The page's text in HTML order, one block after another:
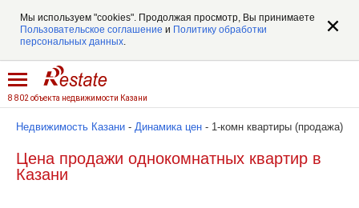
Мы используем "cookies". Продолжая просмотр, Вы принимаете
Пользовательское соглашение и Политику обработки
персональных данных.
8 802 объекта недвижимости Казани
Недвижимость Казани - Динамика цен - 1-комн квартиры (продажа)
Цена продажи однокомнатных квартир в
Казани